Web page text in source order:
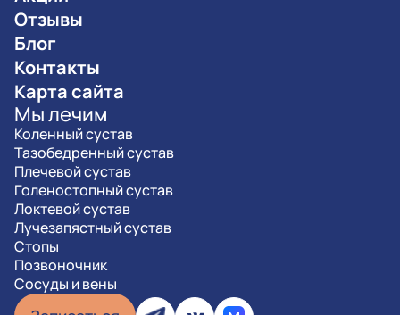
Отзывы
Блог
Контакты
Карта сайта
Мы лечим
Коленный сустав
Тазобедренный сустав
Плечевой сустав
Голеностопный сустав
Локтевой сустав
Лучезапястный сустав
Стопы
Позвоночник
Сосуды и вены